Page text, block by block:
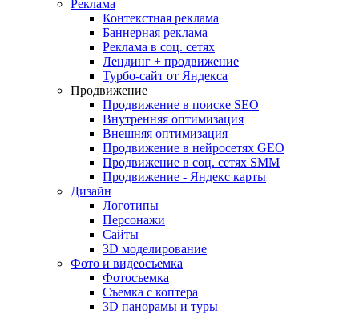
Реклама
Контекстная реклама
Баннерная реклама
Реклама в соц. сетях
Лендинг + продвижение
Турбо-сайт от Яндекса
Продвижение
Продвижение в поиске SEO
Внутренняя оптимизация
Внешняя оптимизация
Продвижение в нейросетях GEO
Продвижение в соц. сетях SMM
Продвижение - Яндекс карты
Дизайн
Логотипы
Персонажи
Сайты
3D моделирование
Фото и видеосъемка
Фотосъемка
Съемка с коптера
3D панорамы и туры